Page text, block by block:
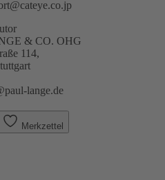
& CO. OHG
114,
lange.de
Merkzettel